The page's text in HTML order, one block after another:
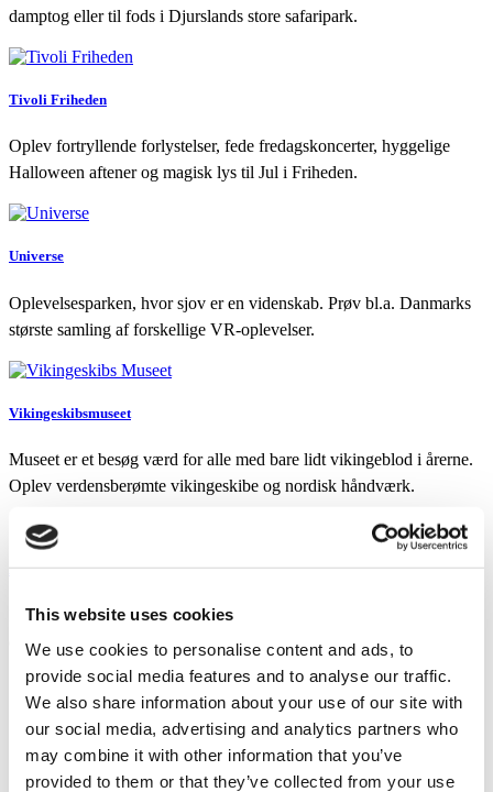
This website uses cookies
We use cookies to personalise content and ads, to
provide social media features and to analyse our traffic.
We also share information about your use of our site with
our social media, advertising and analytics partners who
may combine it with other information that you’ve
provided to them or that they’ve collected from your use
damptog eller til fods i Djurslands store safaripark.
Tivoli Friheden
Oplev fortryllende forlystelser, fede fredagskoncerter, hyggelige
Halloween aftener og magisk lys til Jul i Friheden.
Universe
Oplevelsesparken, hvor sjov er en videnskab. Prøv bl.a. Danmarks
største samling af forskellige VR-oplevelser.
Vikingeskibsmuseet
Museet er et besøg værd for alle med bare lidt vikingeblod i årerne.
Oplev verdensberømte vikingeskibe og nordisk håndværk.
Aalborg ZOO
I Aalborg ZOO kommer du tæt på vilde dyr fra hele verden. Nyd
dem og deres unger og bliv klog på bevarelse af truede dyrearter.
AQUA Akvarium & Dyrepark